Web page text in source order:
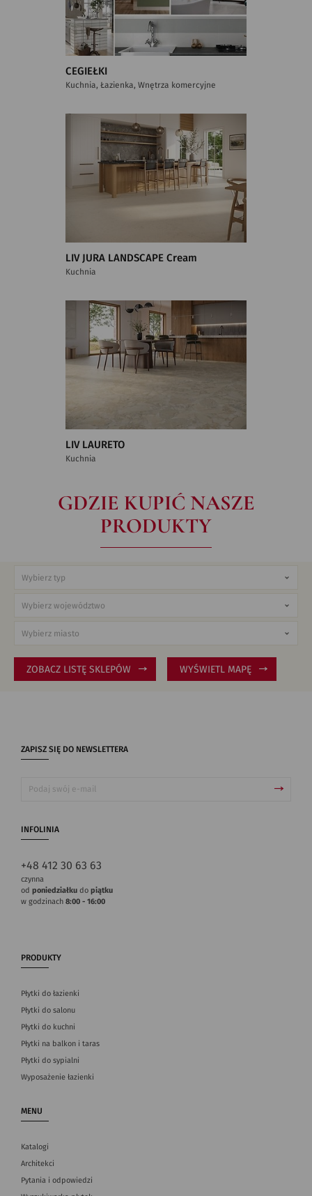
CEGIEŁKI
Kuchnia, Łazienka, Wnętrza komercyjne
LIV JURA LANDSCAPE Cream
Kuchnia
LIV LAURETO
Kuchnia
GDZIE KUPIĆ NASZE
PRODUKTY
ZOBACZ LISTĘ SKLEPÓW WYŚWIETL MAPĘ
ZAPISZ SIĘ DO NEWSLETTERA
INFOLINIA
+48 412 30 63 63
czynna
od poniedziałku do piątku
w godzinach 8:00 - 16:00
PRODUKTY
Płytki do łazienki
Płytki do salonu
Płytki do kuchni
Płytki na balkon i taras
Płytki do sypialni
Wyposażenie łazienki
MENU
Katalogi
Architekci
Pytania i odpowiedzi